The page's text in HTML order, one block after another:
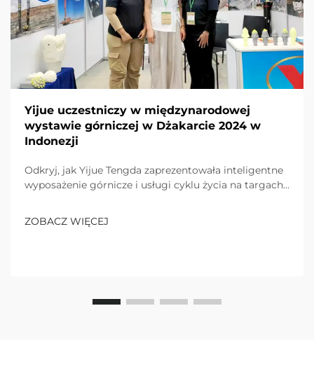
Yijue uczestniczy w międzynarodowej
wystawie górniczej w Dżakarcie 2024 w
Indonezji
Odkryj, jak Yijue Tengda zaprezentowała inteligentne
wyposażenie górnicze i usługi cyklu życia na targach
kopalni. Dowiedz się więcej już teraz.
ZOBACZ WIĘCEJ